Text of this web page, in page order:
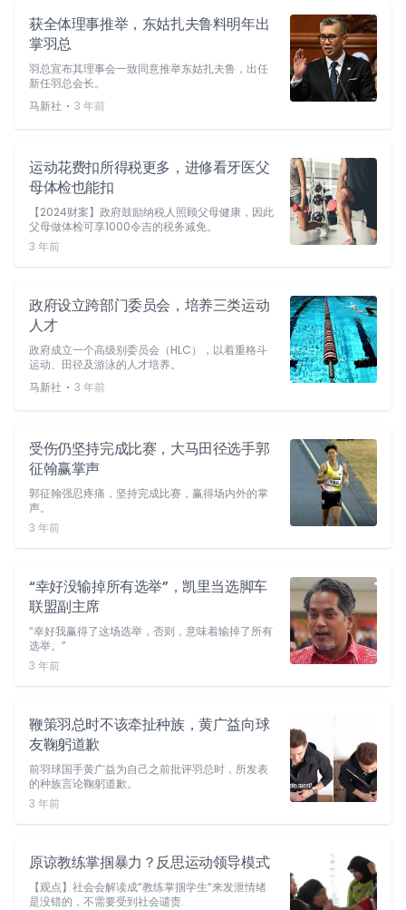
获全体理事推举，东姑扎夫鲁料明年出
掌羽总
羽总宣布其理事会一致同意推举东姑扎夫鲁，出任
新任羽总会长。
马新社 ⋅ 3 年前
运动花费扣所得税更多，进修看牙医父
母体检也能扣
【2024财案】政府鼓励纳税人照顾父母健康，因此
父母做体检可享1000令吉的税务减免。
3 年前
政府设立跨部门委员会，培养三类运动
人才
政府成立一个高级别委员会（HLC），以着重格斗
运动、田径及游泳的人才培养。
马新社 ⋅ 3 年前
受伤仍坚持完成比赛，大马田径选手郭
征翰赢掌声
郭征翰强忍疼痛，坚持完成比赛，赢得场内外的掌
声。
3 年前
“幸好没输掉所有选举”，凯里当选脚车
联盟副主席
“幸好我赢得了这场选举，否则，意味着输掉了所有
选举。”
3 年前
鞭策羽总时不该牵扯种族，黄广益向球
友鞠躬道歉
前羽球国手黄广益为自己之前批评羽总时，所发表
的种族言论鞠躬道歉。
3 年前
原谅教练掌掴暴力？反思运动领导模式
【观点】社会会解读成“教练掌掴学生“来发泄情绪
是没错的，不需要受到社会谴责.